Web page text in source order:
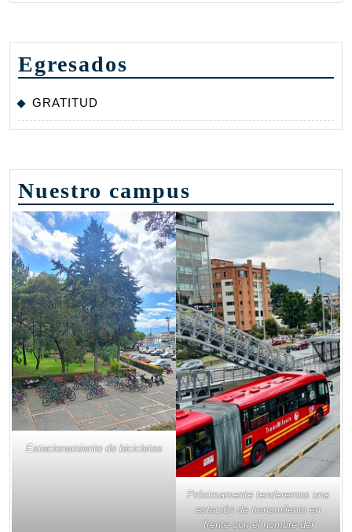
Egresados
GRATITUD
Nuestro campus
Estacionamiento de bicicletas
Próximamente tenderemos una
estación de transmilenio en
frente con el nombre del